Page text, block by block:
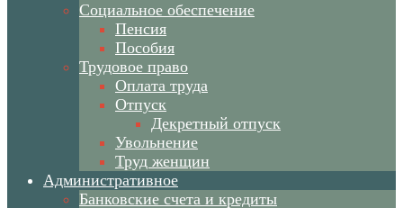
Социальное обеспечение
Пенсия
Пособия
Трудовое право
Оплата труда
Отпуск
Декретный отпуск
Увольнение
Труд женщин
Административное
Банковские счета и кредиты